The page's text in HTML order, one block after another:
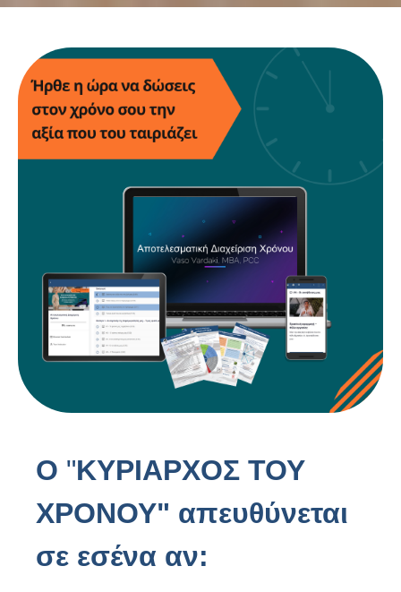
Ο "ΚΥΡΙΑΡΧΟΣ ΤΟΥ
ΧΡΟΝΟΥ" απευθύνεται
σε εσένα αν: